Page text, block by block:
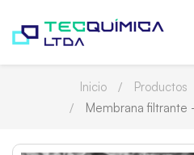
Inicio Productos
Membrana filtrante